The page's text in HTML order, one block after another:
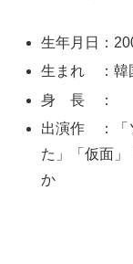
生年月日：
生まれ ：韓
身 長 ：
出演作 ：「
た」「仮面」
か